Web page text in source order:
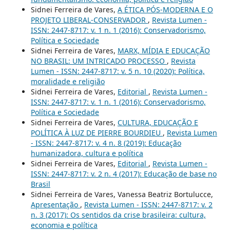
Sidnei Ferreira de Vares, A ÉTICA PÓS-MODERNA E O
PROJETO LIBERAL-CONSERVADOR , Revista Lumen -
ISSN: 2447-8717: v. 1 n. 1 (2016): Conservadorismo,
Política e Sociedade
Sidnei Ferreira de Vares, MARX, MÍDIA E EDUCAÇÃO
NO BRASIL: UM INTRICADO PROCESSO , Revista
Lumen - ISSN: 2447-8717: v. 5 n. 10 (2020): Política,
moralidade e religião
Sidnei Ferreira de Vares, Editorial , Revista Lumen -
ISSN: 2447-8717: v. 1 n. 1 (2016): Conservadorismo,
Política e Sociedade
Sidnei Ferreira de Vares, CULTURA, EDUCAÇÃO E
POLÍTICA À LUZ DE PIERRE BOURDIEU , Revista Lumen
- ISSN: 2447-8717: v. 4 n. 8 (2019): Educação
humanizadora, cultura e política
Sidnei Ferreira de Vares, Editorial , Revista Lumen -
ISSN: 2447-8717: v. 2 n. 4 (2017): Educação de base no
Brasil
Sidnei Ferreira de Vares, Vanessa Beatriz Bortulucce,
Apresentação , Revista Lumen - ISSN: 2447-8717: v. 2
n. 3 (2017): Os sentidos da crise brasileira: cultura,
economia e política